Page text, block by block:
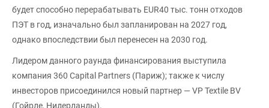
будет способно перерабатывать EUR40 тыс. тонн отходов
ПЭТ в год, изначально был запланирован на 2027 год,
однако впоследствии был перенесен на 2030 год.
Лидером данного раунда финансирования выступила
компания 360 Capital Partners (Париж); также к числу
инвесторов присоединился новый партнер — VP Textile BV
(Гойрле, Нидерланды).